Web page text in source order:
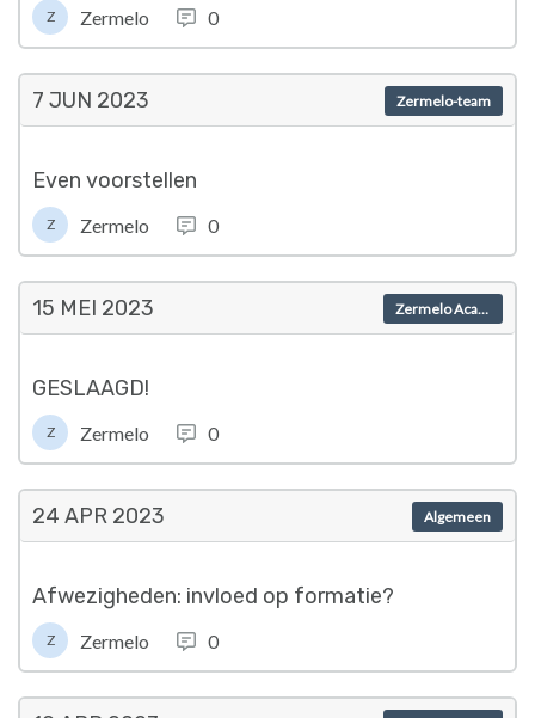
Z Zermelo 0
7 JUN 2023
Even voorstellen
Z Zermelo 0
Zermelo-team
15 MEI 2023
GESLAAGD!
Z Zermelo 0
Zermelo Academy
24 APR 2023
Afwezigheden: invloed op formatie?
Z Zermelo 0
Algemeen